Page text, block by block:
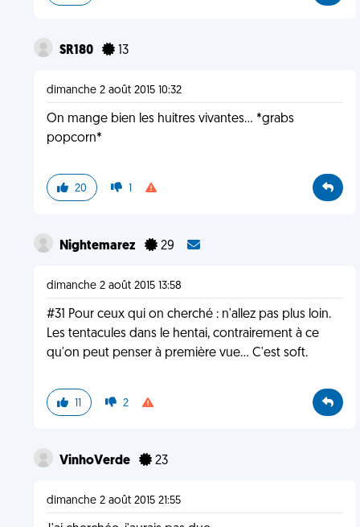
SR180 13
dimanche 2 août 2015 10:32
On mange bien les huitres vivantes... *grabs
popcorn*
20 1
Nightemarez 29
dimanche 2 août 2015 13:58
#31 Pour ceux qui on cherché : n'allez pas plus loin.
Les tentacules dans le hentai, contrairement à ce
qu'on peut penser à première vue... C'est soft.
11 2
VinhoVerde 23
dimanche 2 août 2015 21:55